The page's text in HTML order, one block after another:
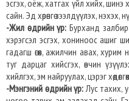
эсгэх, оёж, хатгах үйл хийх, шинэ
сайн. Эд хөрөнгө зээлдүүлэх,
-Жил өдрийн үр: Бурханд
хэрэгсэл эсгэх, хониноос ашиг
гадагш өгөх, ажилчин авах,
туг дарцаг хийсгэх, өвчин
хийлгэх, эм найруулах, цэрэг
-Мэнгэний өдрийн үр:Лус тахих,